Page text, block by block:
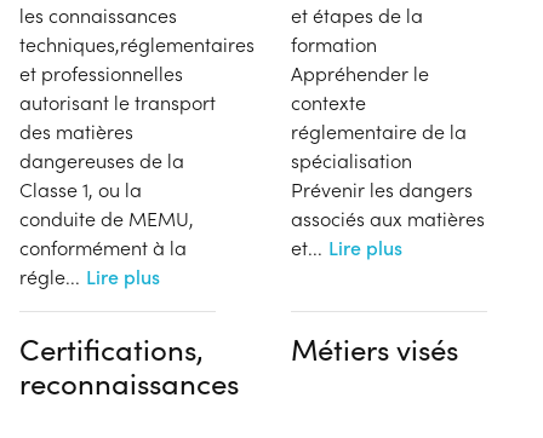
les connaissances
techniques,réglementaires
et professionnelles
autorisant le transport
des matières
dangereuses de la
Classe 1, ou la
conduite de MEMU,
conformément à la
régle... Lire plus
et étapes de la
formation
Appréhender le
contexte
réglementaire de la
spécialisation
Prévenir les dangers
associés aux matières
et... Lire plus
Certifications,
reconnaissances
Métiers visés